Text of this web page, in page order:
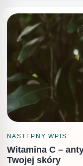
NASTEPNY WPIS
Witamina C –
Twojej skóry